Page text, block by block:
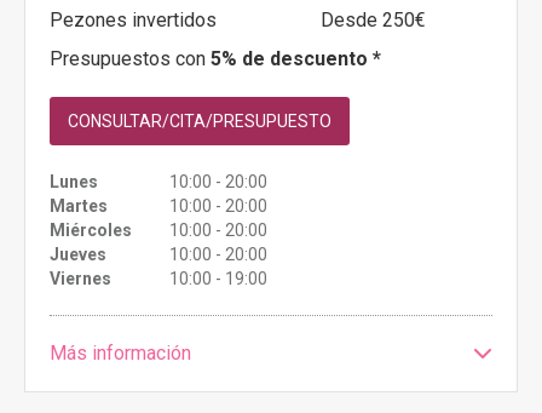
Pezones invertidos
Desde 250€
Presupuestos con 5% de descuento *
CONSULTAR/CITA/PRESUPUESTO
Lunes
10:00 - 20:00
Martes
10:00 - 20:00
Miércoles
10:00 - 20:00
Jueves
10:00 - 20:00
Viernes
10:00 - 19:00
Más información